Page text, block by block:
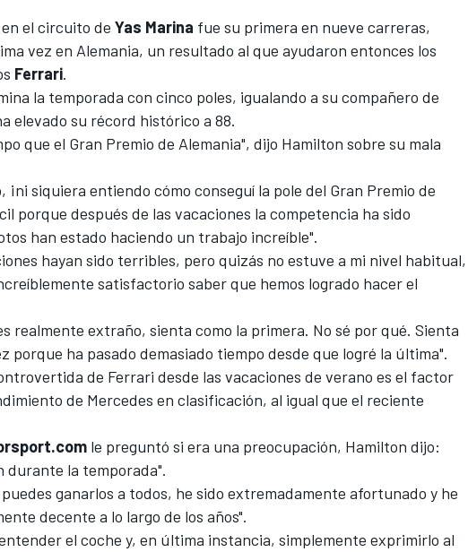
en el circuito de Yas Marina fue su primera en nueve carreras,
vez en Alemania, un resultado al que ayudaron entonces los
Ferrari.
la temporada con cinco poles, igualando a su compañero de
elevado su récord histórico a 88.
que el Gran Premio de Alemania", dijo Hamilton sobre su mala
¡ni siquiera entiendo cómo conseguí la pole del Gran Premio de
porque después de las vacaciones la competencia ha sido
han estado haciendo un trabajo increíble".
hayan sido terribles, pero quizás no estuve a mi nivel habitual,
satisfactorio saber que hemos logrado hacer el
realmente extraño, sienta como la primera. No sé por qué. Sienta
porque ha pasado demasiado tiempo desde que logré la última".
de Ferrari desde las vacaciones de verano es el factor
de Mercedes en clasificación, al igual que el reciente
le preguntó si era una preocupación, Hamilton dijo:
durante la temporada".
ganarlos a todos, he sido extremadamente afortunado y he
decente a lo largo de los años".
el coche y, en última instancia, simplemente exprimirlo al